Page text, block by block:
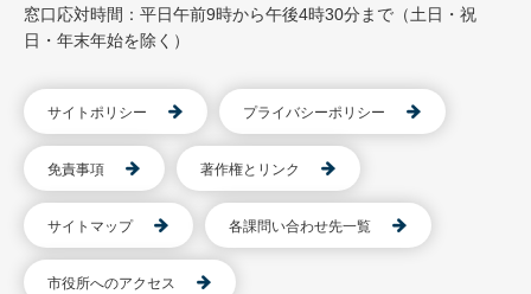
窓口応対時間：平日午前9時から午後4時30分まで（土日・祝
日・年末年始を除く）
サイトポリシー プライバシーポリシー
免責事項 著作権とリンク
サイトマップ 各課問い合わせ先一覧
市役所へのアクセス